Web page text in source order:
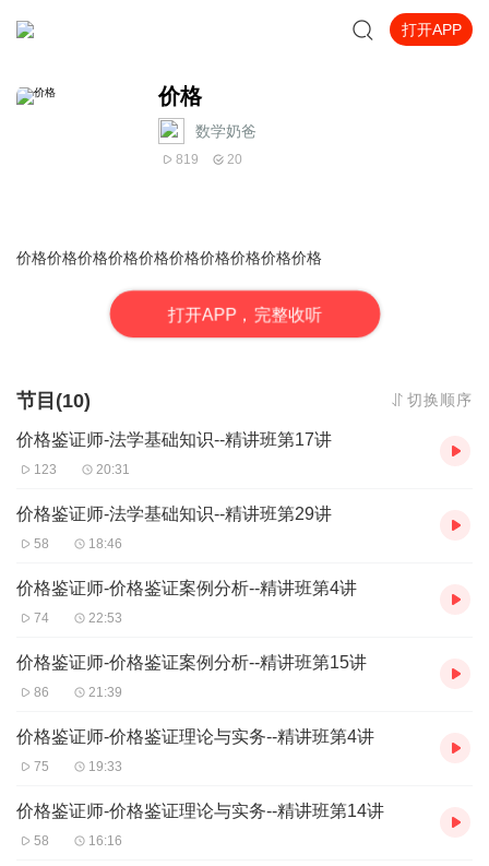
打开APP
价格
数学奶爸
819 20
价格价格价格价格价格价格价格价格价格价格
打开APP，完整收听
节目(10) 切换顺序
价格鉴证师-法学基础知识--精讲班第17讲
123 20:31
价格鉴证师-法学基础知识--精讲班第29讲
58 18:46
价格鉴证师-价格鉴证案例分析--精讲班第4讲
74 22:53
价格鉴证师-价格鉴证案例分析--精讲班第15讲
86 21:39
价格鉴证师-价格鉴证理论与实务--精讲班第4讲
75 19:33
价格鉴证师-价格鉴证理论与实务--精讲班第14讲
58 16:16